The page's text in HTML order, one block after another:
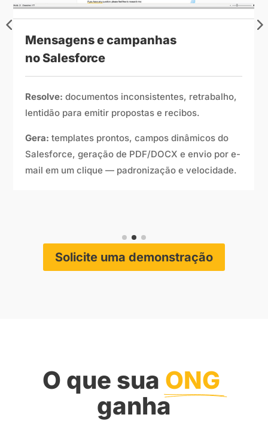
Assinaturas digitais
integradas ao Salesforce
Resolve:contratos parados, múltiplas idas e
vindas, risco de extravio.
Gera:assinaturas digitais integradas, trilhas de
auditoria, autenticação e monitoramento de
status — parcerias fechadas sem fricção.
Solicite uma demonstração
O que sua ONG
ganha